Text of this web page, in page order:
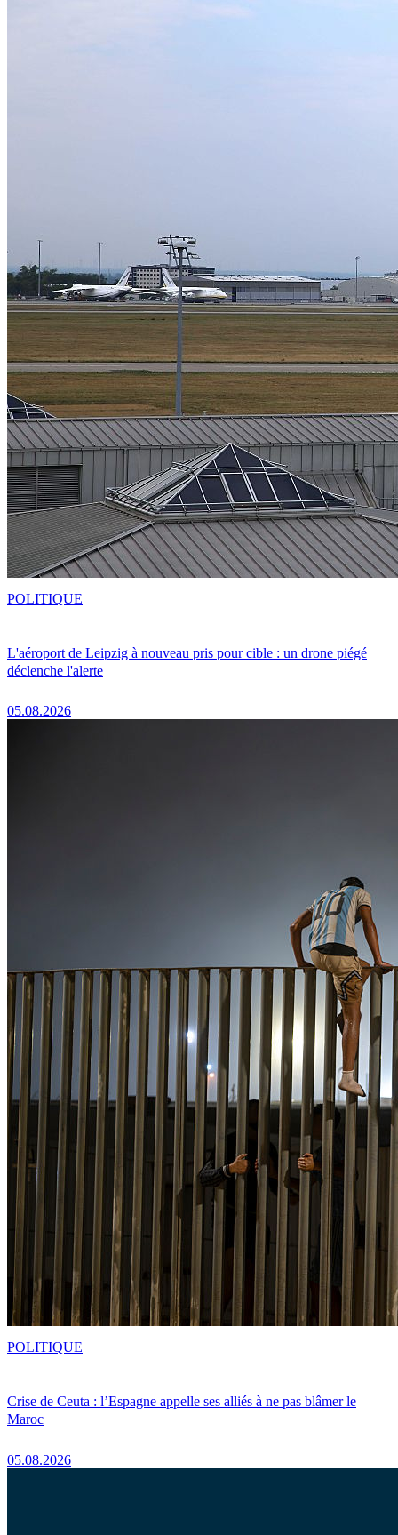
L'aéroport de Leipzig à nouveau pris pour cible : un drone piégé
déclenche l'alerte
05.08.2026
POLITIQUE
Crise de Ceuta : l’Espagne appelle ses alliés à ne pas blâmer le
Maroc
05.08.2026
POLITIQUE